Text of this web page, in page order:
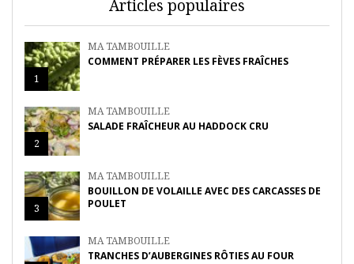
Articles populaires
1
MA TAMBOUILLE
COMMENT PRÉPARER LES FÈVES FRAÎCHES
2
MA TAMBOUILLE
SALADE FRAÎCHEUR AU HADDOCK CRU
3
MA TAMBOUILLE
BOUILLON DE VOLAILLE AVEC DES CARCASSES DE
POULET
MA TAMBOUILLE
TRANCHES D’AUBERGINES RÔTIES AU FOUR